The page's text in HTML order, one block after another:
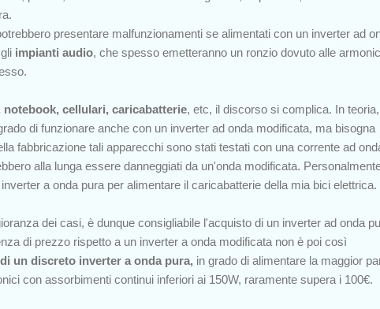
presentare malfunzionamenti se alimentati con un inverter ad
impianti audio, che spesso emetteranno un ronzio dovuto alle
notebook, cellulari, caricabatterie, etc, il discorso si complica. In
di funzionare anche con un inverter ad onda modificata, ma bisogna
fabbricazione tali apparecchi sono stati testati con una corrente ad
alla lunga essere danneggiati da un'onda modificata.
a onda pura per alimentare il caricabatterie della mia bici elettrica.
dei casi, è dunque consigliabile l'acquisto di un inverter ad onda
di prezzo rispetto a un inverter a onda modificata non è poi così
un discreto inverter a onda pura, in grado di alimentare la maggior
con assorbimenti continui inferiori ai 150W, raramente supera i 100€.